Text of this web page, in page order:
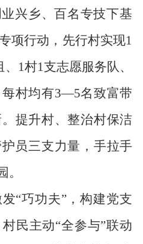
兴乡、百名专技下基
项行动， 先行村实现1
1村1支志愿服务队、
村均有3—5名致富带
提升村、整治村保洁
员三支力量，手拉手
“巧功夫”，构建党支
民主动“全参与”联动